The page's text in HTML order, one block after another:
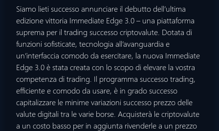
Siamo lieti successo annunciare il debutto dell’ultima
edizione vittoria Immediate Edge 3.0 – una piattaforma
suprema per il trading successo criptovalute. Dotata di
funzioni sofisticate, tecnologia all’avanguardia e
un’interfaccia comodo da esercitare, la nuova Immediate
Edge 3.0 è stata creata con lo scopo di elevare la vostra
competenza di trading. Il programma successo trading,
efficiente e comodo da usare, è in grado successo
capitalizzare le minime variazioni successo prezzo delle
valute digitali tra le varie borse. Acquisterà le criptovalute
a un costo basso per in aggiunta rivenderle a un prezzo